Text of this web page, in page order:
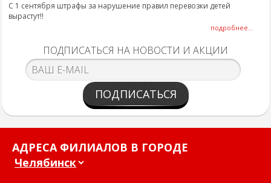
С 1 сентября штрафы за нарушение правил перевозки детей
вырастут!!
подробнее...
ПОДПИСАТЬСЯ НА НОВОСТИ И АКЦИИ
ПОДПИСАТЬСЯ
АДРЕСА ФИЛИАЛОВ В ГОРОДЕ